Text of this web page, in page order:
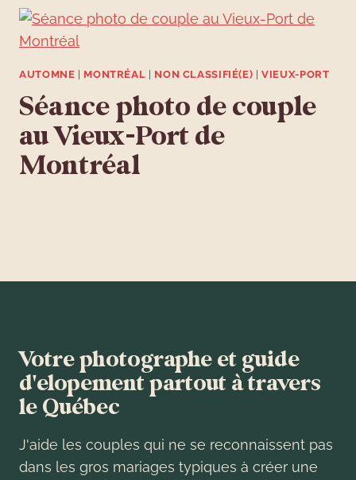
AUTOMNE MONTRÉAL NON CLASSIFIÉ(E) |VIEUX-PORT
Séance photo de couple
au Vieux-Port de
Montréal
Votre photographe et guide
d'elopement partout à travers
le Québec
J'aide les couples qui ne se reconnaissent pas
dans les gros mariages typiques à créer une